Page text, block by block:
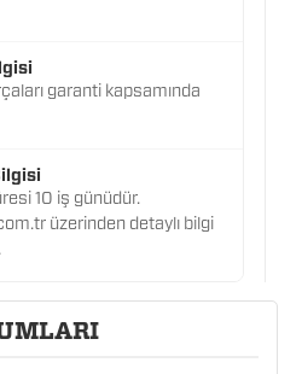
garanti kapsamında
10 iş günüdür.
üzerinden detaylı bilgi